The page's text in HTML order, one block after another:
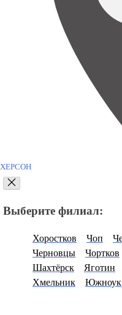
ХЕРСОН
Выберите филиал:
Хоростков Чоп
Черновцы
Чортков
Шахтёрск
Яготин
Хмельник